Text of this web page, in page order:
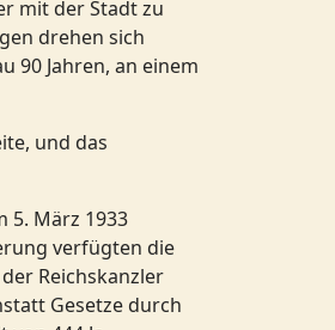
mit der Stadt zu
drehen sich
90 Jahren, an einem
und das
5. März 1933
verfügten die
Reichskanzler
Gesetze durch